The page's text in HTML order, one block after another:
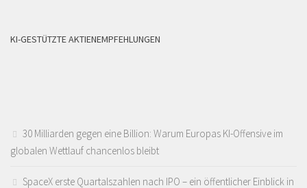
KI-GESTÜTZTE AKTIENEMPFEHLUNGEN
30 Milliarden gegen eine Billion: Warum Europas KI-Offensive im
globalen Wettlauf chancenlos bleibt
SpaceX erste Quartalszahlen nach IPO – ein öffentlicher Einblick in